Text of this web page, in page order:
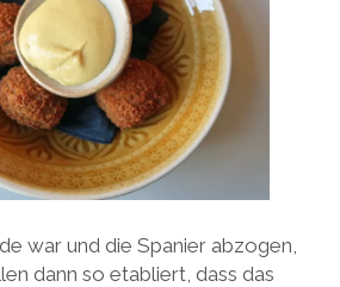
war und die Spanier abzogen,
dann so etabliert, dass das